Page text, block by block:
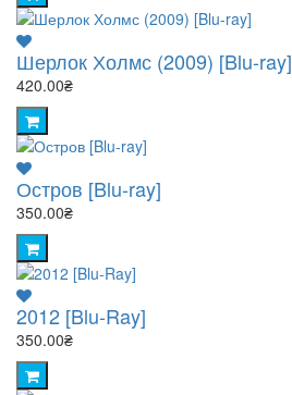
Шерлок Холмс (2009) [Blu-ray]
420.00₴
Остров [Blu-ray]
350.00₴
2012 [Blu-Ray]
350.00₴